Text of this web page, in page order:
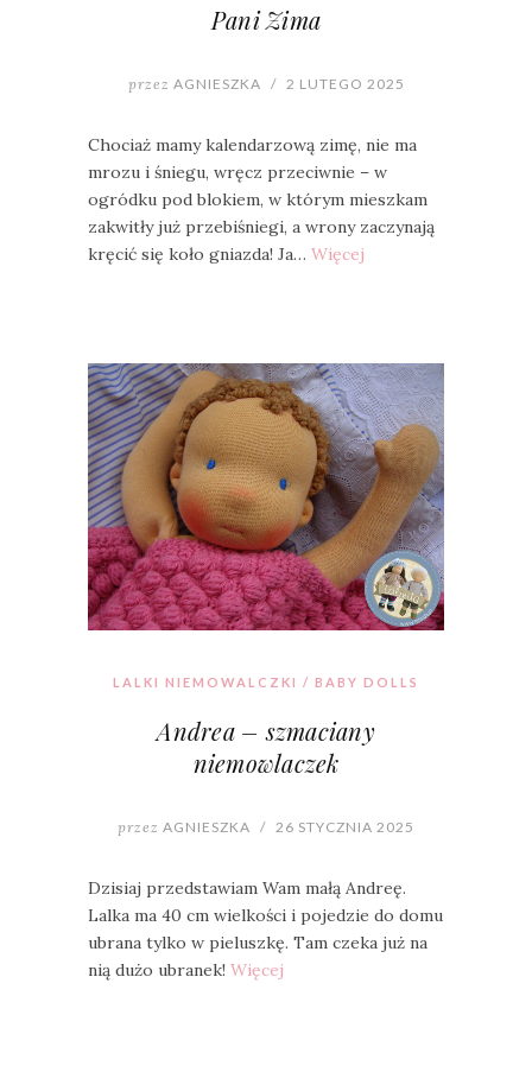
Pani Zima
przez AGNIESZKA / 2 LUTEGO 2025
Chociaż mamy kalendarzową zimę, nie ma
mrozu i śniegu, wręcz przeciwnie – w
ogródku pod blokiem, w którym mieszkam
zakwitły już przebiśniegi, a wrony zaczynają
kręcić się koło gniazda! Ja… Więcej
LALKI NIEMOWALCZKI / BABY DOLLS
Andrea – szmaciany
niemowlaczek
przez AGNIESZKA / 26 STYCZNIA 2025
Dzisiaj przedstawiam Wam małą Andreę.
Lalka ma 40 cm wielkości i pojedzie do domu
ubrana tylko w pieluszkę. Tam czeka już na
nią dużo ubranek! Więcej